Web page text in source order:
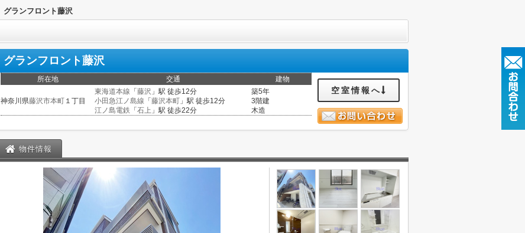
グランフロント藤沢
グランフロント藤沢
所在地 交通 建物
神奈川県藤沢市本町 １丁目
東海道本線 「 藤沢 」駅 徒歩12分
小田急江ノ島線 「 藤沢本町 」駅 徒歩12分
江ノ島電鉄 「 石上 」駅 徒歩22分
築5年
3階建
木造
空室情報へ
物件情報